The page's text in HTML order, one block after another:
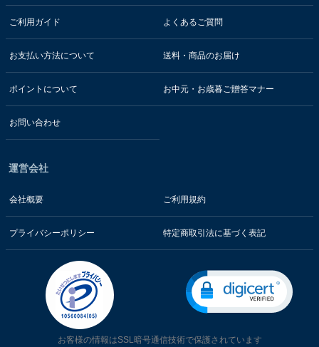
ご利用ガイド よくあるご質問
お支払い方法について 送料・商品のお届け
ポイントについて お中元・お歳暮ご贈答マナー
お問い合わせ
運営会社
会社概要 ご利用規約
プライバシーポリシー 特定商取引法に基づく表記
お客様の情報はSSL暗号通信技術で保護されています